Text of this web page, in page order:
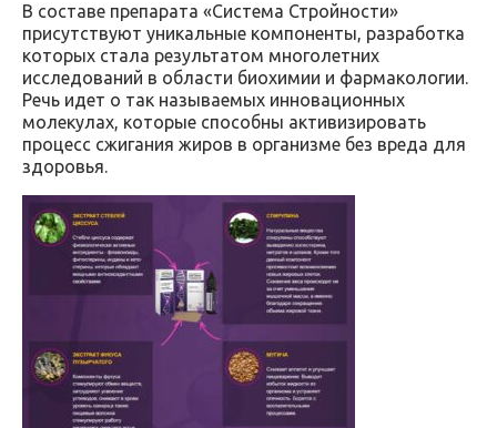
В составе препарата «Система Стройности»
присутствуют уникальные компоненты, разработка
которых стала результатом многолетних
исследований в области биохимии и фармакологии.
Речь идет о так называемых инновационных
молекулах, которые способны активизировать
процесс сжигания жиров в организме без вреда для
здоровья.